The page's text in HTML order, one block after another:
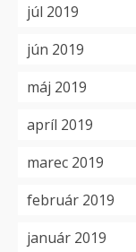
júl 2019
jún 2019
máj 2019
apríl 2019
marec 2019
február 2019
január 2019